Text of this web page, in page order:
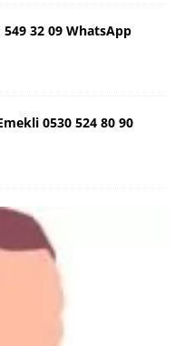
549 32 09 WhatsApp
0530 524 80 90
45 Yaş +45
Selam ben
1.88 boyunda,
Alkol yok.